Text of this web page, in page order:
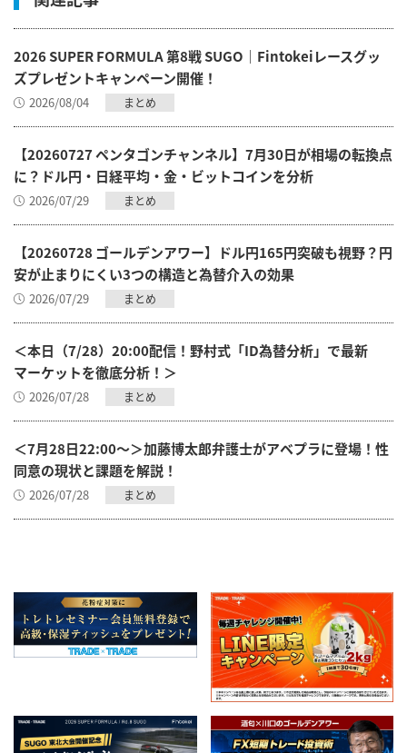
2026 SUPER FORMULA 第8戦 SUGO｜Fintokeiレースグッ
ズプレゼントキャンペーン開催！
2026/08/04 まとめ
【20260727 ペンタゴンチャンネル】7月30日が相場の転換点
に？ドル円・日経平均・金・ビットコインを分析
2026/07/29 まとめ
【20260728 ゴールデンアワー】ドル円165円突破も視野？円
安が止まりにくい3つの構造と為替介入の効果
2026/07/29 まとめ
＜本日（7/28）20:00配信！野村式「ID為替分析」で最新
マーケットを徹底分析！＞
2026/07/28 まとめ
＜7月28日22:00～＞加藤博太郎弁護士がアベプラに登場！性
同意の現状と課題を解説！
2026/07/28 まとめ